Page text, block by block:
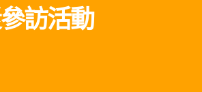
訪活動